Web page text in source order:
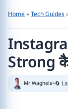
Home»Tech Guides
Strong
Mr Waghela 🔄